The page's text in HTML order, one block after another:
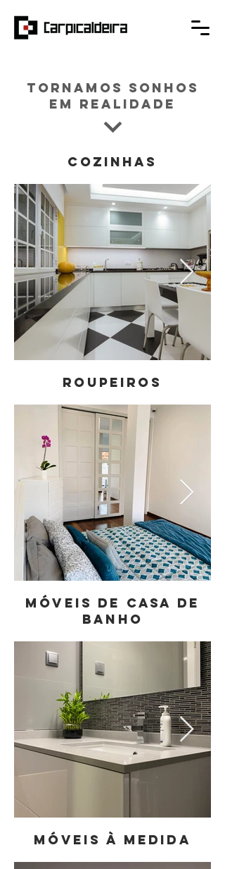
Tornamos Sonhos
em Realidade
Cozinhas
Roupeiros
Móveis de Casa de
Banho
Móveis à Medida